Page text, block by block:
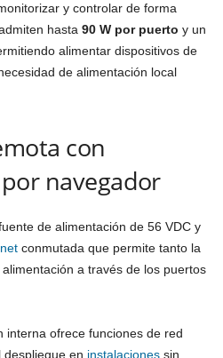
y controlar de forma
hasta 90 W por puerto y un
alimentar dispositivos de
de alimentación local
con
navegador
de alimentación de 56 VDC y
conmutada que permite tanto la
a través de los puertos
interna ofrece funciones de red
despliegue en instalaciones sin